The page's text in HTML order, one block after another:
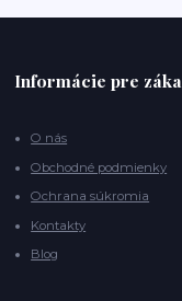
Informácie pre
O nás
Obchodné podmienky
Ochrana súkromia
Kontakty
Blog